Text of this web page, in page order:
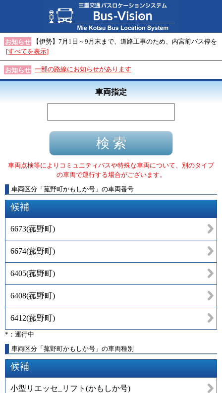
お知らせ
【伊勢】7月1日～9月末まで、道路工事のため、内宮前バス停を
[すべてを表示]
お知らせ 一部の路線にお知らせがあります
車両指定
車両点検等によりコミュニティバスや特殊な車両について、別のタイプ
の車両で運行する場合がございます。
車両区分 「 菰野町かもしか号 」 の車両番号
候補
6673(菰野町)
6674(菰野町)
6405(菰野町)
6408(菰野町)
6412(菰野町)
*：運行中
車両区分「菰野町かもしか号」の車両種別
候補
小型リエッセ_リフト(かもしか号)